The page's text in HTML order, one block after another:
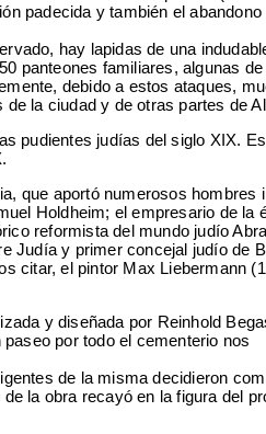
padecida y también el abandono
hay lapidas de una
panteones familiares, algunas
debido a estos ataques,
la ciudad y de otras partes de
pudientes judías del siglo XIX.
que aportó numerosos hombres
Holdheim; el empresario de la
reformista del mundo judío
Judía y primer concejal judío de
citar, el pintor Max Liebermann
y diseñada por Reinhold
por todo el cementerio nos
de la misma decidieron
la obra recayó en la figura del